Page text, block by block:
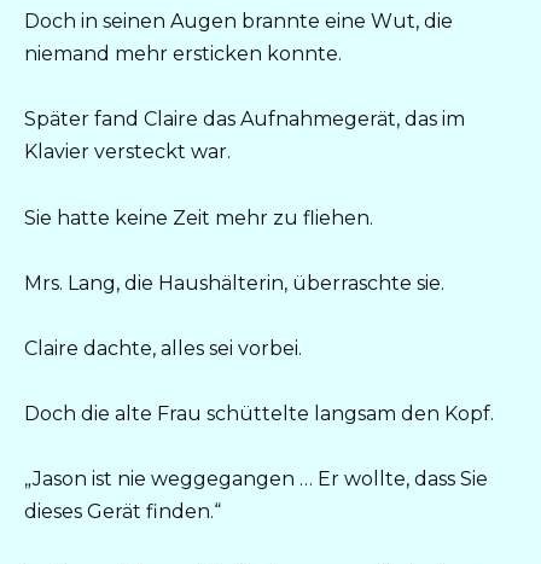
Doch in seinen Augen brannte eine Wut, die
niemand mehr ersticken konnte.
Später fand Claire das Aufnahmegerät, das im
Klavier versteckt war.
Sie hatte keine Zeit mehr zu fliehen.
Mrs. Lang, die Haushälterin, überraschte sie.
Claire dachte, alles sei vorbei.
Doch die alte Frau schüttelte langsam den Kopf.
„Jason ist nie weggegangen … Er wollte, dass Sie
dieses Gerät finden.“